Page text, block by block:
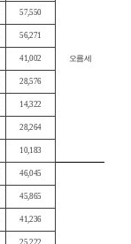
오름세
57,550
56,271
41,002
28,576
14,322
28,264
10,183
46,045
45,865
41,236
25,222